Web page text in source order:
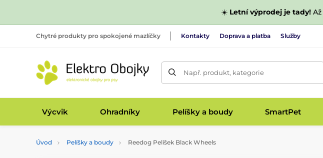
☀️ Letní výprodej je tady!Až
Chytré produkty pro spokojené mazlíčky Kontakty Doprava a platba Služby
Např. produkt, kategorie
Výcvik Ohradníky Pelíšky a boudy SmartPet
Úvod Pelíšky a boudy Reedog Pelíšek Black Wheels